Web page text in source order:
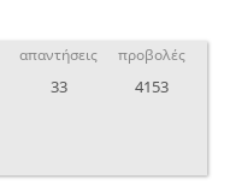
απαντήσεις
33
προβολές
4153